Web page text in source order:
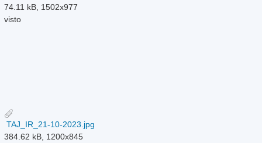
74.11 kB, 1502x977
visto
TAJ_IR_21-10-2023.jpg
384.62 kB, 1200x845